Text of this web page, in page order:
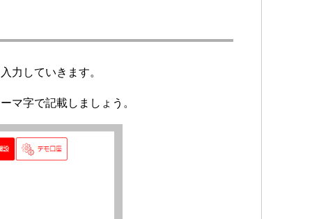
力していきます。
マ字で記載しましょう。